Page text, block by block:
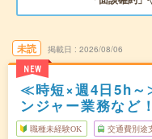
未読
NEW
掲載日 2026/08/06
≪時短×週4日5h～
ンジャー業務など！
職種未経験OK 交通費別途